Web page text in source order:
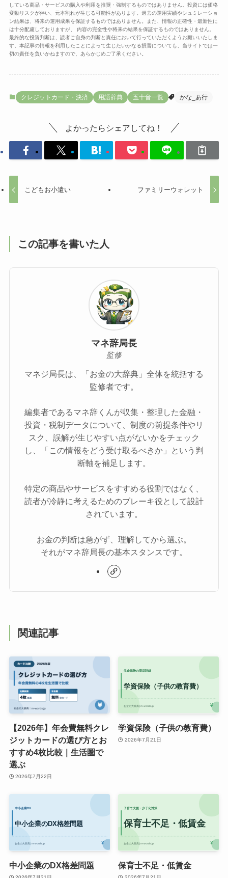
している商品・サービスの購入や利用を推奨・強制するものではありません。投資には価格
変動リスクが伴い、元本割れが生じる可能性があります。過去の運用実績やシュミレーショ
ン結果は、将来の運用成果を保証するものではありません。また、情報の正確性・最新性に
は十分配慮しておりますが、 内容の完全性や将来の結果を保証するものではありません。
最終的な投資判断は、読者ご自身の判断と責任において行っていただくようお願いいたしま
す。本記事の情報を利用したことによって生じたいかなる損害についても、当サイトでは一
切の責任を負いかねますので、あらかじめご了承ください。
クレジットカード・決済 用語辞典 五十音一覧 かな_あ行
よかったらシェアしてね！
こどもお小遣い ファミリーウォレット
この記事を書いた人
マネ辞局長
監修
マネジ局長は、「お金の大辞典」全体を統括する
監修者です。
編集者であるマネ辞くんが収集・整理した金融・
投資・税制データについて、制度の前提条件やリ
スク、誤解が生じやすい点がないかをチェック
し、「この情報をどう受け取るべきか」という判
断軸を補足します。
特定の商品やサービスをすすめる役割ではなく、
読者が冷静に考えるためのブレーキ役として設計
されています。
お金の判断は急がず、理解してから選ぶ。
それがマネ辞局長の基本スタンスです。
関連記事
【2026年】年会費無料クレ
ジットカードの選び方とお
すすめ4枚比較｜生活圏で
選ぶ
2026年7月22日
学資保険（子供の教育費）
2026年7月21日
中小企業のDX格差問題 保育士不足・低賃金